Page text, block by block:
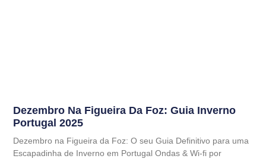
Dezembro Na Figueira Da Foz: Guia Inverno
Portugal 2025
Dezembro na Figueira da Foz: O seu Guia Definitivo para uma
Escapadinha de Inverno em Portugal Ondas & Wi-fi por